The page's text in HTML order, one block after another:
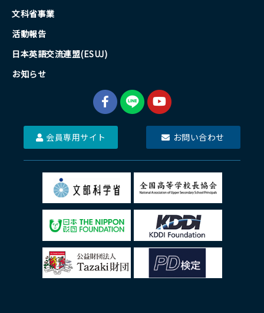
文科省事業
活動報告
日本英語交流連盟(ESUJ)
お知らせ
会員専用サイト お問い合わせ